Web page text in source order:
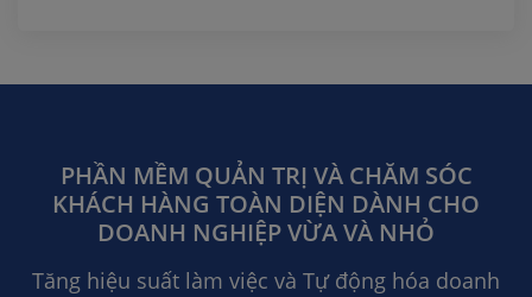
PHẦN MỀM QUẢN TRỊ VÀ CHĂM SÓC
KHÁCH HÀNG TOÀN DIỆN DÀNH CHO
DOANH NGHIỆP VỪA VÀ NHỎ
Tăng hiệu suất làm việc và Tự động hóa doanh